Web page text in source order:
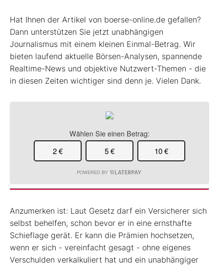
Hat Ihnen der Artikel von boerse-online.de gefallen?
Dann unterstützen Sie jetzt unabhängigen
Journalismus mit einem kleinen Einmal-Betrag. Wir
bieten laufend aktuelle Börsen-Analysen, spannende
Realtime-News und objektive Nutzwert-Themen - die
in diesen Zeiten wichtiger sind denn je. Vielen Dank.
Wählen Sie einen Betrag:
2 €
5 € 10 €
POWERED BY
Anzumerken ist: Laut Gesetz darf ein Versicherer sich
selbst behelfen, schon bevor er in eine ernsthafte
Schieflage gerät. Er kann die Prämien hochsetzen,
wenn er sich - vereinfacht gesagt - ohne eigenes
Verschulden verkalkuliert hat und ein unabhängiger